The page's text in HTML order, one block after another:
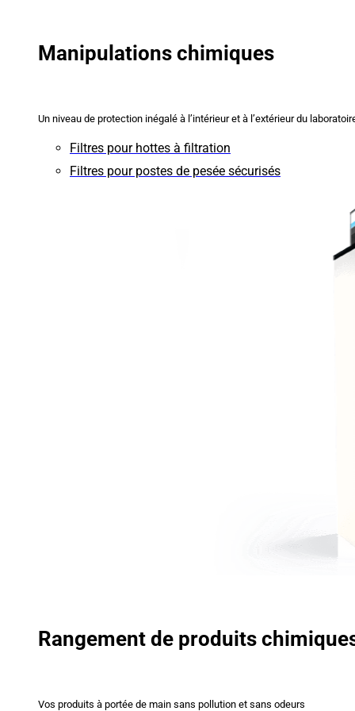
Manipulations chimiques
Un niveau de protection inégalé à l’intérieur et à l’extérieur du
Filtres pour hottes à filtration
Filtres pour postes de pesée sécurisés
Rangement de produits
Vos produits à portée de main sans pollution et sans odeurs